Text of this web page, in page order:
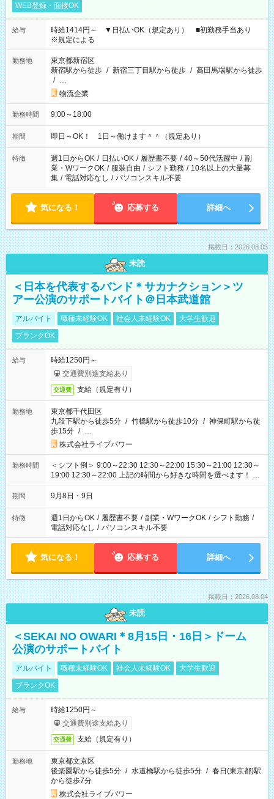
WEB登録・面接OK
給与
時給1414円～ ▼日払いOK（規定あり） ■初勤務手当あり
※規定による
勤務地
東京都新宿区
新宿駅から徒歩 / 新宿三丁目駅から徒歩 / 高田馬場駅から徒歩
/ …
物流企業
勤務時間 9:00～18:00
期間 即日～OK！ 1日～働けます＾＾（規定あり）
特徴 週1日からOK / 日払いOK / 履歴書不要 / 40～50代活躍中 / 副
業・WワークOK / 服装自由 / シフト勤務 / 10名以上の大量募
集 / 電話対応なし / パソコンスキル不要
気になる！ 応募する 詳細へ
掲載日：2026.08.03
未読
＜日本を代表するバンド＊サカナクション＞ツ
アー公演のサポートバイト＠日本武道館
アルバイト 職種未経験OK 社会人未経験OK
大学生歓迎
ブランクOK
給与
時給1250円～
交通費別途支給あり
交通費 支給（規定有り）
勤務地
東京都千代田区
九段下駅から徒歩5分 / 竹橋駅から徒歩10分 / 神保町駅から徒
歩15分 / …
株式会社ライブパワー
勤務時間
＜シフト例＞ 9:00～22:30 12:30～22:00 15:30～21:00 12:30～
19:00 12:30～22:00 上記の時間から好きな時間を選べます！ ※
時間は変更となる可能性があります
期間 9月8日・9日
特徴 週1日からOK / 履歴書不要 / 副業・WワークOK / シフト勤務 /
電話対応なし / パソコンスキル不要
気になる！ 応募する 詳細へ
掲載日：2026.08.04
未読
＜SEKAI NO OWARI＊8月15日・16日＞ドーム
公演のサポートバイト
アルバイト 職種未経験OK 社会人未経験OK
大学生歓迎
ブランクOK
給与
時給1250円～
交通費別途支給あり
交通費 支給（規定有り）
勤務地
東京都文京区
後楽園駅から徒歩5分 / 水道橋駅から徒歩5分 / 春日(東京都)駅
から徒歩7分
株式会社ライブパワー